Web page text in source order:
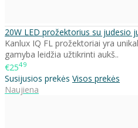
20W LED prožektorius su judesio
Kanlux IQ FL prožektoriai yra
gamyba leidžia užtikrinti aukš..
€2549
Susijusios prekės Visos prekės
Naujiena